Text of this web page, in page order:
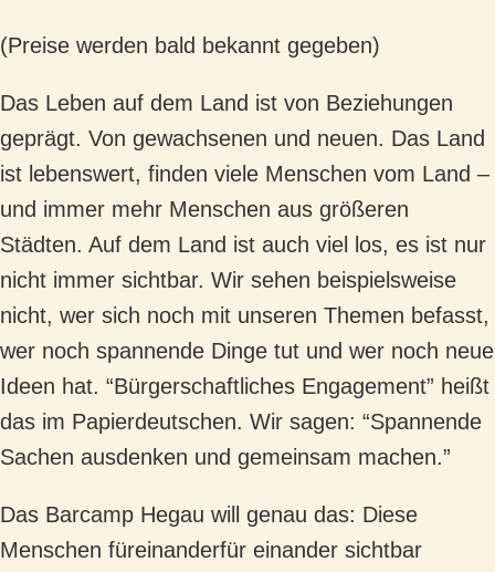
(Preise werden bald bekannt gegeben)
Das Leben auf dem Land ist von Beziehungen
geprägt. Von gewachsenen und neuen. Das Land
ist lebenswert, finden viele Menschen vom Land –
und immer mehr Menschen aus größeren
Städten. Auf dem Land ist auch viel los, es ist nur
nicht immer sichtbar. Wir sehen beispielsweise
nicht, wer sich noch mit unseren Themen befasst,
wer noch spannende Dinge tut und wer noch neue
Ideen hat. “Bürgerschaftliches Engagement” heißt
das im Papierdeutschen. Wir sagen: “Spannende
Sachen ausdenken und gemeinsam machen.”
Das Barcamp Hegau will genau das: Diese
Menschen füreinanderfür einander sichtbar